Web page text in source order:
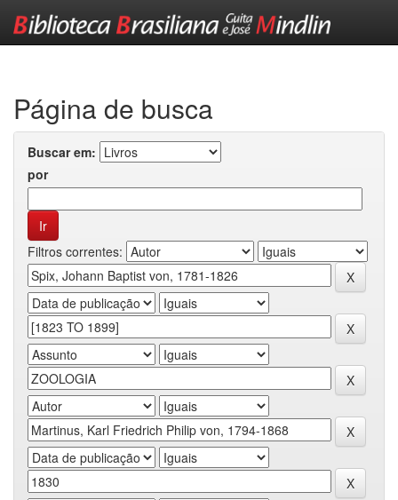
Página de busca
Buscar em:
por
Filtros correntes: